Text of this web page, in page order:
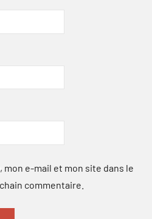
e-mail et mon site dans le
commentaire.